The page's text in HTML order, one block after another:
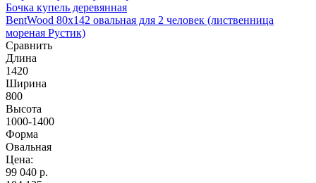
Бочка купель деревянная
BentWood 80х142 овальная для 2 человек (лиственница
мореная Рустик)
Сравнить
Длина
1420
Ширина
800
Высота
1000-1400
Форма
Овальная
Цена:
99 040 р.